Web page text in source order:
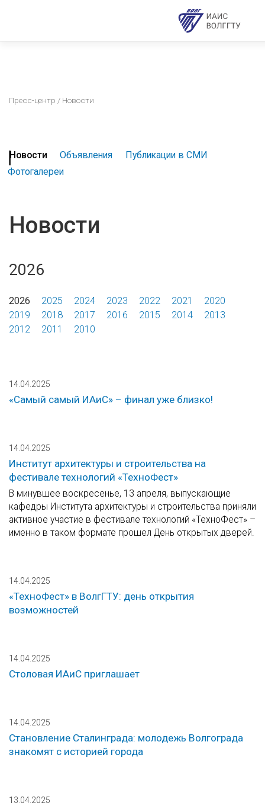
Пресс-центр / Новости
Новости Объявления
Публикации в СМИ
Фотогалереи
Новости
2026
2026 2025 2024 2023 2022 2021
2020
2019
2018 2017 2016 2015 2014
2013
2012
2011 2010
14.04.2025
«Самый самый ИАиС» – финал уже близко!
14.04.2025
Институт архитектуры и строительства на
фестивале технологий «ТехноФест»
В минувшее воскресенье, 13 апреля, выпускающие
кафедры Института архитектуры и строительства приняли
активное участие в фестивале технологий «ТехноФест» –
именно в таком формате прошел День открытых дверей.
14.04.2025
«ТехноФест» в ВолгГТУ: день открытия
возможностей
14.04.2025
Столовая ИАиС приглашает
14.04.2025
Становление Сталинграда: молодежь Волгограда
знакомят с историей города
13.04.2025